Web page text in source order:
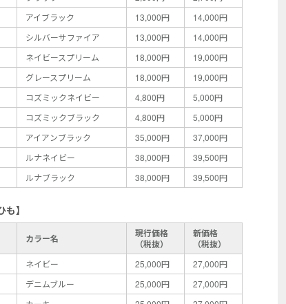
アイブラック 13,000円
14,000円
シルバーサファイア 13,000円
14,000円
ネイビースプリーム 18,000円
19,000円
グレースプリーム 18,000円
19,000円
コズミックネイビー 4,800円
5,000円
コズミックブラック 4,800円
5,000円
アイアンブラック 35,000円
37,000円
ルナネイビー 38,000円
39,500円
ルナブラック 38,000円 39,500円
も】
カラー名
現行価格
（税抜）
新価格
（税抜）
ネイビー 25,000円
27,000円
デニムブルー 25,000円
27,000円